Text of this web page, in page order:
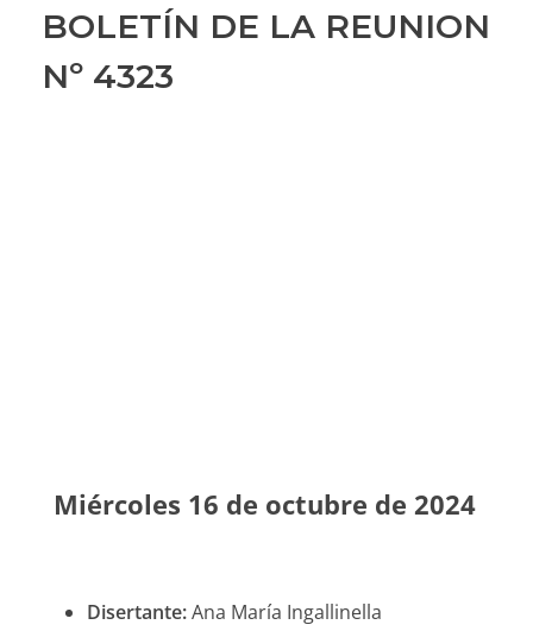
BOLETÍN DE LA REUNION
Nº 4323
Miércoles 16 de octubre de 2024
Disertante:Ana María Ingallinella